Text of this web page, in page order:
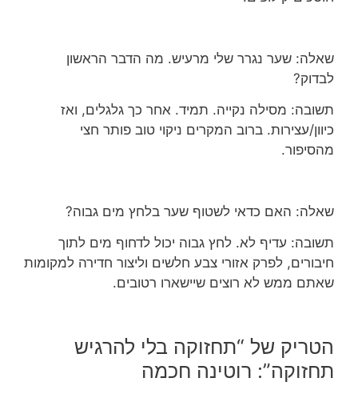
שאלה: שער נגרר שלי מרעיש. מה הדבר הראשון
לבדוק?
תשובה: מסילה נקייה. תמיד. אחר כך גלגלים, ואז
כיוון/עצירות. ברוב המקרים ניקוי טוב פותר חצי
מהסיפור.
שאלה: האם כדאי לשטוף שער בלחץ מים גבוה?
תשובה: עדיף לא. לחץ גבוה יכול לדחוף מים לתוך
חיבורים, לפרק אזורי צבע חלשים וליצור חדירה למקומות
שאתם ממש לא רוצים שיישארו רטובים.
הטריק של “תחזוקה בלי להרגיש
תחזוקה”: רוטינה חכמה